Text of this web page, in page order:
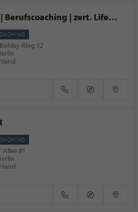
Berufscoaching | zert. Life
Ring 32
Allee 81